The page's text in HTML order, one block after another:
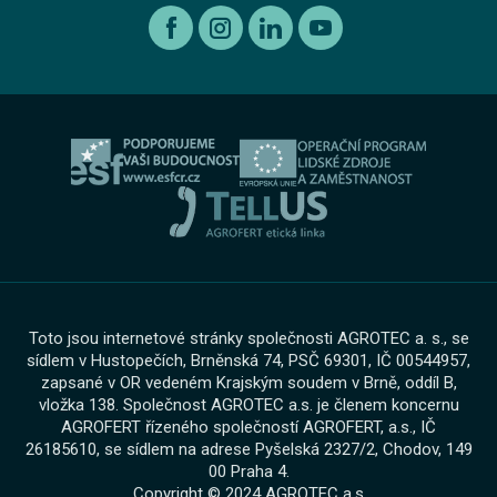
Ojeté vozy
Autorizovaný servis Volkswagen
Autorizovaný servis Volkswagen Užitkové vozy
Servis AGROTEC Group
Zimní servisní akce
O nás
Etický kodex koncernu AGROFERT
Cookies
Toto jsou internetové stránky společnosti AGROTEC a. s., se
sídlem v Hustopečích, Brněnská 74, PSČ 69301, IČ 00544957,
zapsané v OR vedeném Krajským soudem v Brně, oddíl B,
vložka 138. Společnost AGROTEC a.s. je členem koncernu
AGROFERT řízeného společností AGROFERT, a.s., IČ
26185610, se sídlem na adrese Pyšelská 2327/2, Chodov, 149
00 Praha 4.